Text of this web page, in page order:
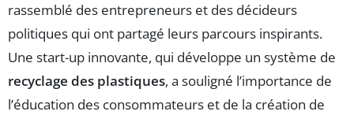
rassemblé des entrepreneurs et des décideurs
politiques qui ont partagé leurs parcours inspirants.
Une start-up innovante, qui développe un système de
recyclage des plastiques, a souligné l’importance de
l’éducation des consommateurs et de la création de